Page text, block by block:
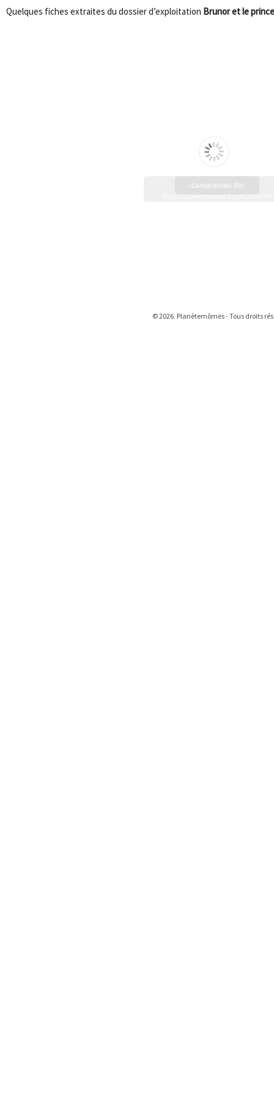
Quelques fiches extraites du dossier d’exploitation Brunor et le
Loading WEBGL 3D ...
Cannot access file!
https://planetemomes.fr/pdf/2394d-DP-
© 2026. Planètemômes - Tous droits